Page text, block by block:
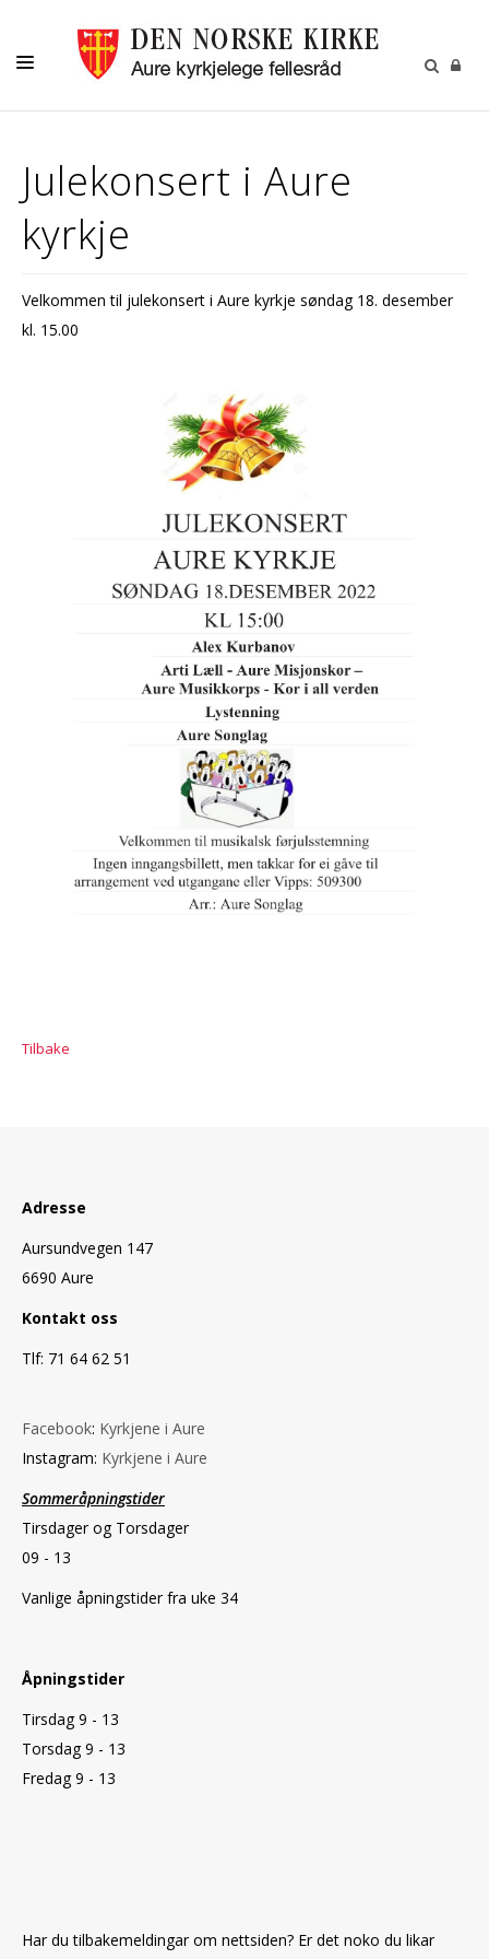
MENIGHETSBLAD
BARN
UNGE
VOKSNE
GRAVPLASSMYNDIGHET
Julekonsert i Aure
kyrkje
Velkommen til julekonsert i Aure kyrkje søndag 18. desember
kl. 15.00
Tilbake
Adresse
Aursundvegen 147
6690 Aure
Kontakt oss
Tlf: 71 64 62 51
Facebook: Kyrkjene i Aure
Instagram: Kyrkjene i Aure
Sommeråpningstider
Tirsdager og Torsdager
09 - 13
Vanlige åpningstider fra uke 34
Åpningstider
Tirsdag 9 - 13
Torsdag 9 - 13
Fredag 9 - 13
Har du tilbakemeldingar om nettsiden? Er det noko du likar